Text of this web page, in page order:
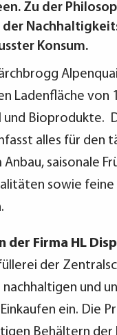
Zu der
der
Konsum.
Ladenfläche von
und Bioprodukte.
alles für den
saisonale
sowie
Firma HL
der
und
ein. Die
Behältern der